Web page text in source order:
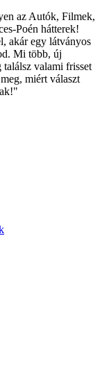
az Autók, Filmek,
Poén hátterek!
akár egy látványos
Mi több, új
valami frisset
miért választ